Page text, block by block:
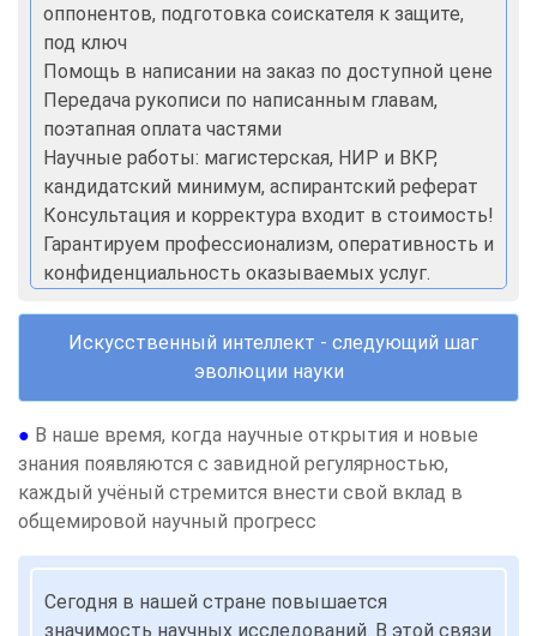
оппонентов, подготовка соискателя к защите,
под ключ
Помощь в написании на заказ по доступной цене
Передача рукописи по написанным главам,
поэтапная оплата частями
Научные работы: магистерская, НИР и ВКР,
кандидатский минимум, аспирантский реферат
Консультация и корректура входит в стоимость!
Гарантируем профессионализм, оперативность и
конфиденциальность оказываемых услуг.
Искусственный интеллект - следующий шаг
эволюции науки
● В наше время, когда научные открытия и новые
знания появляются с завидной регулярностью,
каждый учёный стремится внести свой вклад в
общемировой научный прогресс
Сегодня в нашей стране повышается
значимость научных исследований. В этой связи